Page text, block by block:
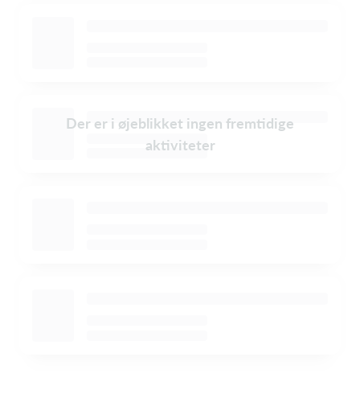
Der er i øjeblikket ingen fremtidige
aktiviteter